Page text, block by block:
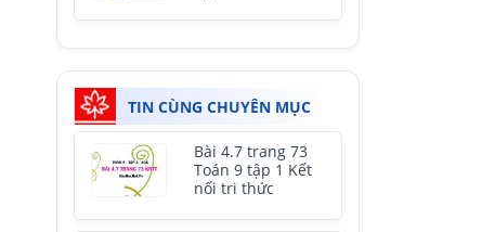
TIN CÙNG CHUYÊN MỤC
Bài 4.7 trang 73
Toán 9 tập 1 Kết
nối tri thức